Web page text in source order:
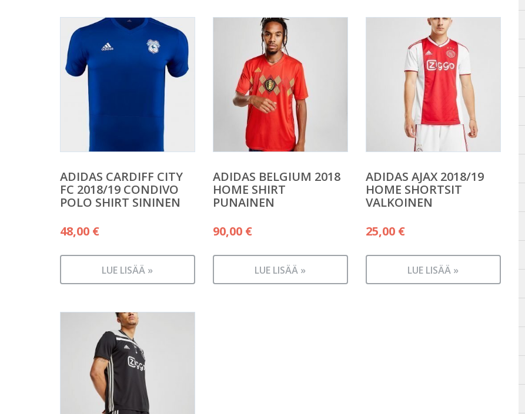
ADIDAS CARDIFF CITY
FC 2018/19 CONDIVO
POLO SHIRT SININEN
48,00 €
LUE LISÄÄ »
ADIDAS BELGIUM 2018
HOME SHIRT
PUNAINEN
90,00 €
LUE LISÄÄ »
ADIDAS AJAX 2018/19
HOME SHORTSIT
VALKOINEN
25,00 €
LUE LISÄÄ »